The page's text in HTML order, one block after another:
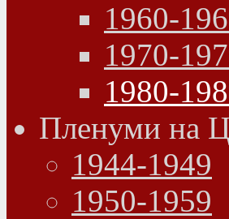
1960-
1970-
1980-
Пленуми на
1944-1949
1950-1959